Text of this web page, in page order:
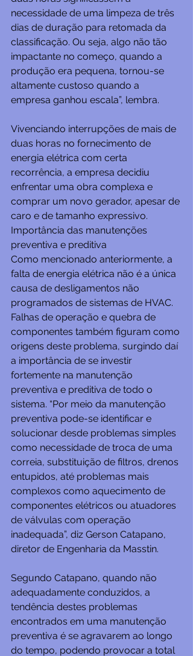
necessidade de uma limpeza de três
dias de duração para retomada da
classificação. Ou seja, algo não tão
impactante no começo, quando a
produção era pequena, tornou-se
altamente custoso quando a
empresa ganhou escala”, lembra.
Vivenciando interrupções de mais de
duas horas no fornecimento de
energia elétrica com certa
recorrência, a empresa decidiu
enfrentar uma obra complexa e
comprar um novo gerador, apesar de
caro e de tamanho expressivo.
Importância das manutenções
preventiva e preditiva
Como mencionado anteriormente, a
falta de energia elétrica não é a única
causa de desligamentos não
programados de sistemas de HVAC.
Falhas de operação e quebra de
componentes também figuram como
origens deste problema, surgindo daí
a importância de se investir
fortemente na manutenção
preventiva e preditiva de todo o
sistema. “Por meio da manutenção
preventiva pode-se identificar e
solucionar desde problemas simples
como necessidade de troca de uma
correia, substituição de filtros, drenos
entupidos, até problemas mais
complexos como aquecimento de
componentes elétricos ou atuadores
de válvulas com operação
inadequada”, diz Gerson Catapano,
diretor de Engenharia da Masstin.
Segundo Catapano, quando não
adequadamente conduzidos, a
tendência destes problemas
encontrados em uma manutenção
preventiva é se agravarem ao longo
do tempo, podendo provocar a total